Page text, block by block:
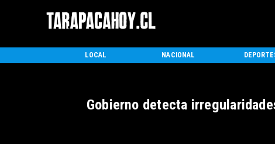
LOCAL NACIONAL
Gobierno detecta